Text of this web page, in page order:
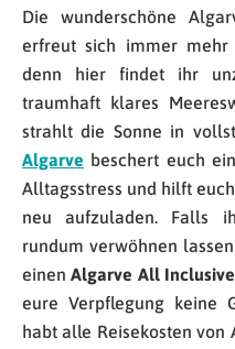
Die wunderschöne
erfreut sich immer mehr
denn hier findet ihr
traumhaft klares
strahlt die Sonne in
Algarve beschert euch
Alltagsstress und hilft
neu aufzuladen. Falls
rundum verwöhnen
einenAlgarve All
eure Verpflegung keine
habt alle Reisekosten